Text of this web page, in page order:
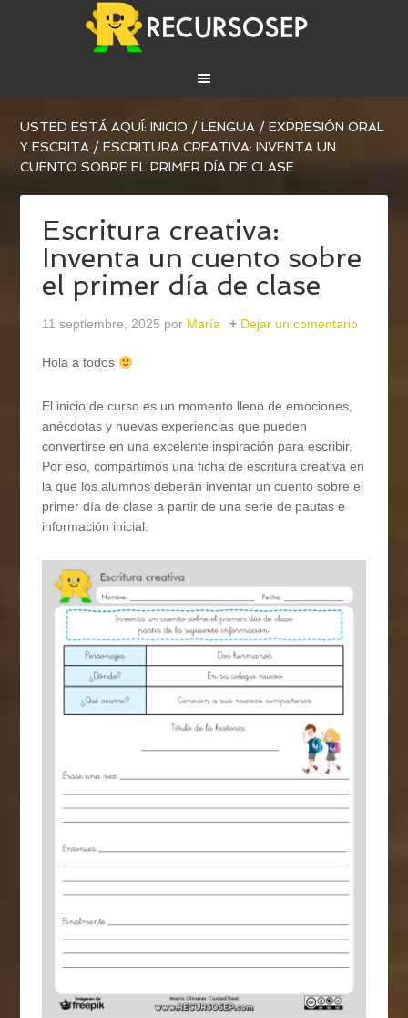
USTED ESTÁ AQUÍ:INICIO / LENGUA / EXPRESIÓN ORAL
Y ESCRITA / ESCRITURA CREATIVA: INVENTA UN
CUENTO SOBRE EL PRIMER DÍA DE CLASE
Escritura creativa:
Inventa un cuento sobre
el primer día de clase
11 septiembre, 2025 por María Dejar un comentario
Hola a todos
El inicio de curso es un momento lleno de emociones,
anécdotas y nuevas experiencias que pueden
convertirse en una excelente inspiración para escribir.
Por eso, compartimos una ficha de escritura creativa en
la que los alumnos deberán inventar un cuento sobre el
primer día de clase a partir de una serie de pautas e
información inicial.